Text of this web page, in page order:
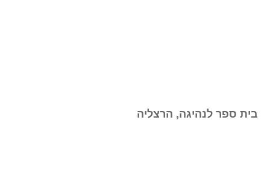
בית ספר לנהיגה, הרצליה